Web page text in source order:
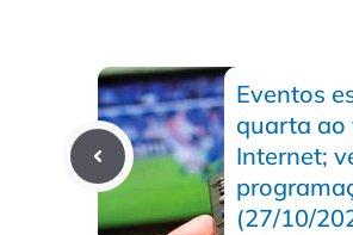
Eventos
quarta ao
Internet;
(27/10/